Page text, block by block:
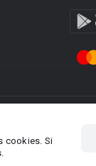
cookies. Si
pr@booknet.com